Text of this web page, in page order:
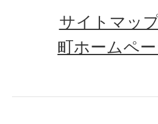
サイトマッ
町ホームペ